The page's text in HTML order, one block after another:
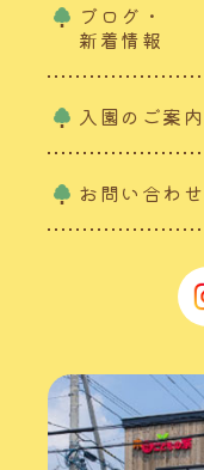
ブログ・
新着情報
入園のご案内
お問い合わせ